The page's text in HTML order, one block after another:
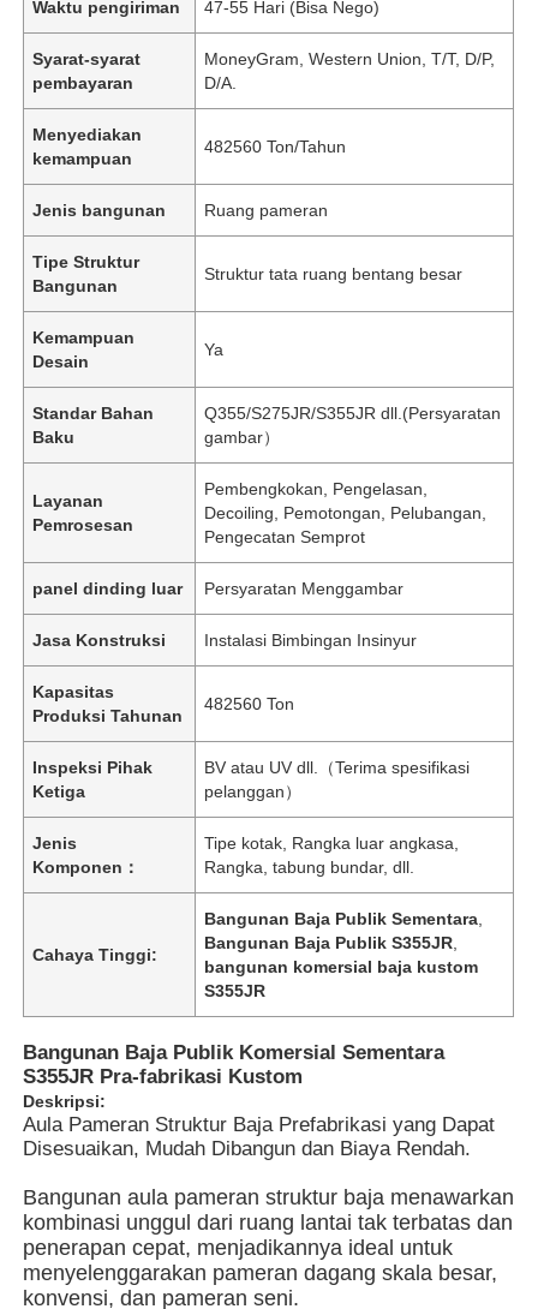
Rumah
Produk
Video
Waktu pengiriman 47-55 Hari (Bisa Nego)
Syarat-syarat
pembayaran
MoneyGram, Western Union, T/T, D/P,
D/A.
Menyediakan
kemampuan
482560 Ton/Tahun
Jenis bangunan Ruang pameran
Tipe Struktur
Bangunan
Struktur tata ruang bentang besar
Kemampuan
Desain
Ya
Standar Bahan
Baku
Q355/S275JR/S355JR dll.(Persyaratan
gambar）
Layanan
Pemrosesan
Pembengkokan, Pengelasan,
Decoiling, Pemotongan, Pelubangan,
Pengecatan Semprot
panel dinding luar Persyaratan Menggambar
Jasa Konstruksi Instalasi Bimbingan Insinyur
Kapasitas
Produksi Tahunan
482560 Ton
Inspeksi Pihak
Ketiga
BV atau UV dll.（Terima spesifikasi
pelanggan）
Jenis
Komponen：
Tipe kotak, Rangka luar angkasa,
Rangka, tabung bundar, dll.
Cahaya Tinggi:
Bangunan Baja Publik Sementara
Bangunan Baja Publik S355JR
bangunan komersial baja kustom
S355JR
Bangunan Baja Publik Komersial Sementara
S355JR Pra-fabrikasi Kustom
Deskripsi:
Aula Pameran Struktur Baja Prefabrikasi yang Dapat
Disesuaikan, Mudah Dibangun dan Biaya Rendah.
Bangunan aula pameran struktur baja menawarkan
kombinasi unggul dari ruang lantai tak terbatas dan
penerapan cepat, menjadikannya ideal untuk
menyelenggarakan pameran dagang skala besar,
konvensi, dan pameran seni.